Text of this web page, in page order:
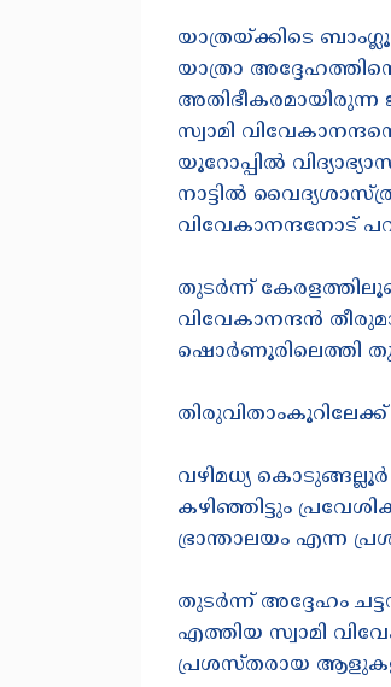
യാത്രയ്ക്കിടെ
യാത്രാ
സ്വാമി
യൂറോപ്പിൽ
നാട്ടിൽ
വിവേകാനന്ദനോട്
തുടർന്ന്
വിവേകാനന്ദൻ
ഷൊർണൂരിലെത്തി
വഴിമധ്യ കൊടുങ്ങല്ലൂർ
കഴിഞ്ഞിട്ടും
ഭ്രാന്താലയം എന്ന
തുടർന്ന് അദ്ദേഹം
എത്തിയ സ്വാമി
പ്രശസ്തരായ